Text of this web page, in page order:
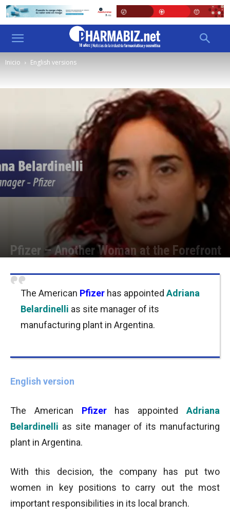
Inicio English versions
Pfizer – Another Woman at the Forefront
The American Pfizer has appointed Adriana
Belardinelli as site manager of its
manufacturing plant in Argentina.
English version
The American Pfizer has appointedAdriana
Belardinelli as site manager of its manufacturing
plant in Argentina.
With this decision, the company has put two
women in key positions to carry out the most
important responsibilities in its local branch.